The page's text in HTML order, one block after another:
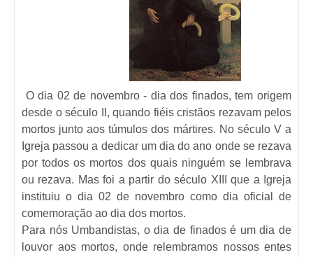
O dia 02 de novembro - dia dos finados, tem origem
desde o século II, quando fiéis cristãos rezavam pelos
mortos junto aos túmulos dos mártires. No século V a
Igreja passou a dedicar um dia do ano onde se rezava
por todos os mortos dos quais ninguém se lembrava
ou rezava. Mas foi a partir do século XIII que a Igreja
instituiu o dia 02 de novembro como dia oficial de
comemoração ao dia dos mortos.
Para nós Umbandistas, o dia de finados é um dia de
louvor aos mortos, onde relembramos nossos entes